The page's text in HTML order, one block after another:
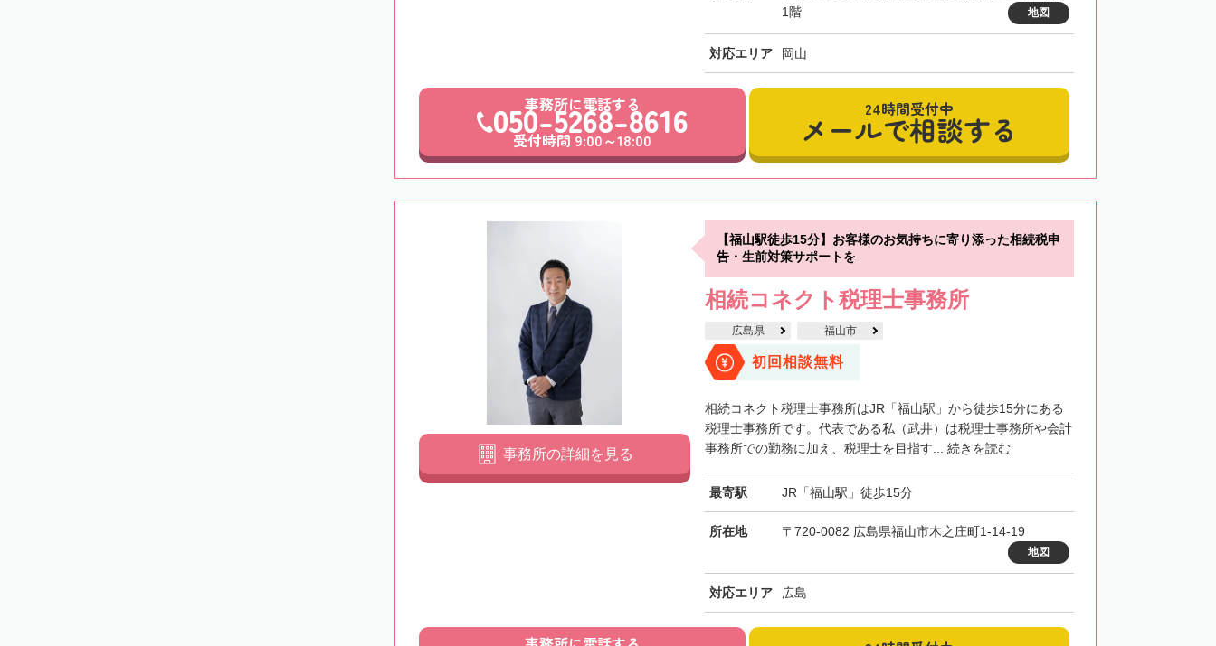
1階
地図
対応エリア 岡山
事務所に電話する
050-5268-8616
受付時間 9:00～18:00
24時間受付中
メールで相談する
【福山駅徒歩15分】お客様のお気持ちに寄り添った相続税申
告・生前対策サポートを
相続コネクト税理士事務所
広島県 福山市
初回相談無料
相続コネクト税理士事務所はJR「福山駅」から徒歩15分にある
税理士事務所です。代表である私（武井）は税理士事務所や会計
事務所での勤務に加え、税理士を目指す... 続きを読む
最寄駅 JR「福山駅」徒歩15分
所在地 〒720-0082 広島県福山市木之庄町1-14-19
地図
対応エリア 広島
事務所の詳細を見る